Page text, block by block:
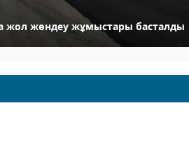
жол жөндеу жұмыстары басталды